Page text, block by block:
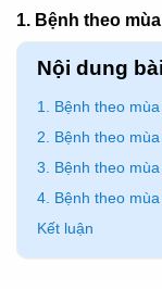
1. Bệnh theo
Nội dung
1. Bệnh theo
2. Bệnh theo
3. Bệnh theo
4. Bệnh theo
Kết luận